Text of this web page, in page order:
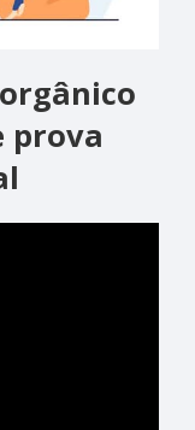
prova